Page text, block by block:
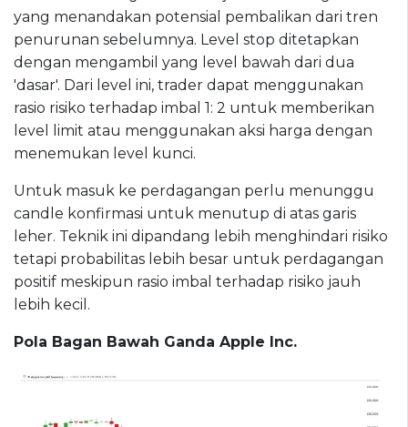
yang menandakan potensial pembalikan dari tren
penurunan sebelumnya. Level stop ditetapkan
dengan mengambil yang level bawah dari dua
'dasar'. Dari level ini, trader dapat menggunakan
rasio risiko terhadap imbal 1: 2 untuk memberikan
level limit atau menggunakan aksi harga dengan
menemukan level kunci.
Untuk masuk ke perdagangan perlu menunggu
candle konfirmasi untuk menutup di atas garis
leher. Teknik ini dipandang lebih menghindari risiko
tetapi probabilitas lebih besar untuk perdagangan
positif meskipun rasio imbal terhadap risiko jauh
lebih kecil.
Pola Bagan Bawah Ganda Apple Inc.